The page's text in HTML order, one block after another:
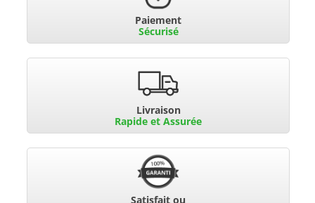
Paiement
Sécurisé
Livraison
Rapide et Assurée
Satisfait ou